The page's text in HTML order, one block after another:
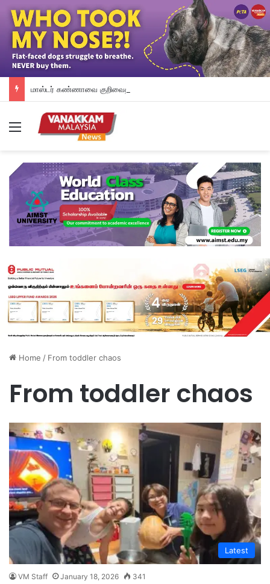
Menu
Home / From toddler chaos
From toddler chaos
Latest
VM Staff January 18, 2026 341